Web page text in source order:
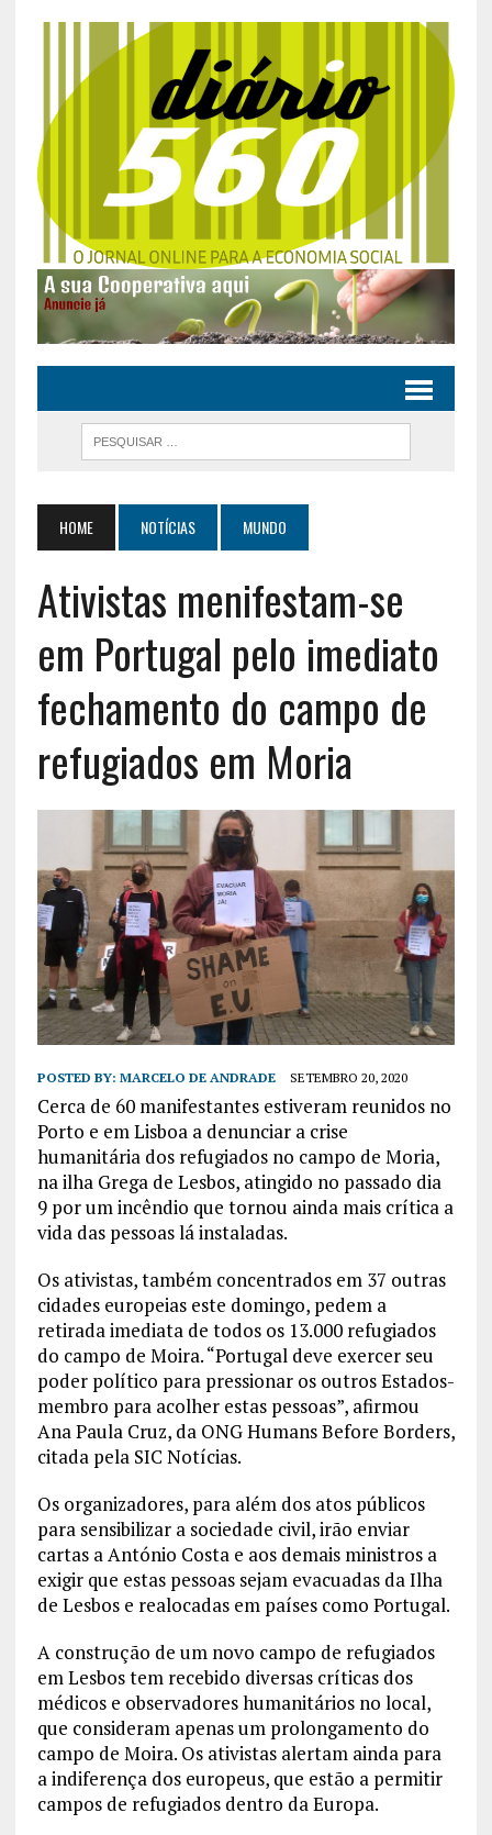
HOME NOTÍCIAS MUNDO
Ativistas menifestam-se
em Portugal pelo imediato
fechamento do campo de
refugiados em Moria
POSTED BY: MARCELO DE ANDRADE SETEMBRO 20, 2020
Cerca de 60 manifestantes estiveram reunidos no
Porto e em Lisboa a denunciar a crise
humanitária dos refugiados no campo de Moria,
na ilha Grega de Lesbos, atingido no passado dia
9 por um incêndio que tornou ainda mais crítica a
vida das pessoas lá instaladas.
Os ativistas, também concentrados em 37 outras
cidades europeias este domingo, pedem a
retirada imediata de todos os 13.000 refugiados
do campo de Moira. “Portugal deve exercer seu
poder político para pressionar os outros Estados-
membro para acolher estas pessoas”, afirmou
Ana Paula Cruz, da ONG Humans Before Borders,
citada pela SIC Notícias.
Os organizadores, para além dos atos públicos
para sensibilizar a sociedade civil, irão enviar
cartas a António Costa e aos demais ministros a
exigir que estas pessoas sejam evacuadas da Ilha
de Lesbos e realocadas em países como Portugal.
A construção de um novo campo de refugiados
em Lesbos tem recebido diversas críticas dos
médicos e observadores humanitários no local,
que consideram apenas um prolongamento do
campo de Moira. Os ativistas alertam ainda para
a indiferença dos europeus, que estão a permitir
campos de refugiados dentro da Europa.